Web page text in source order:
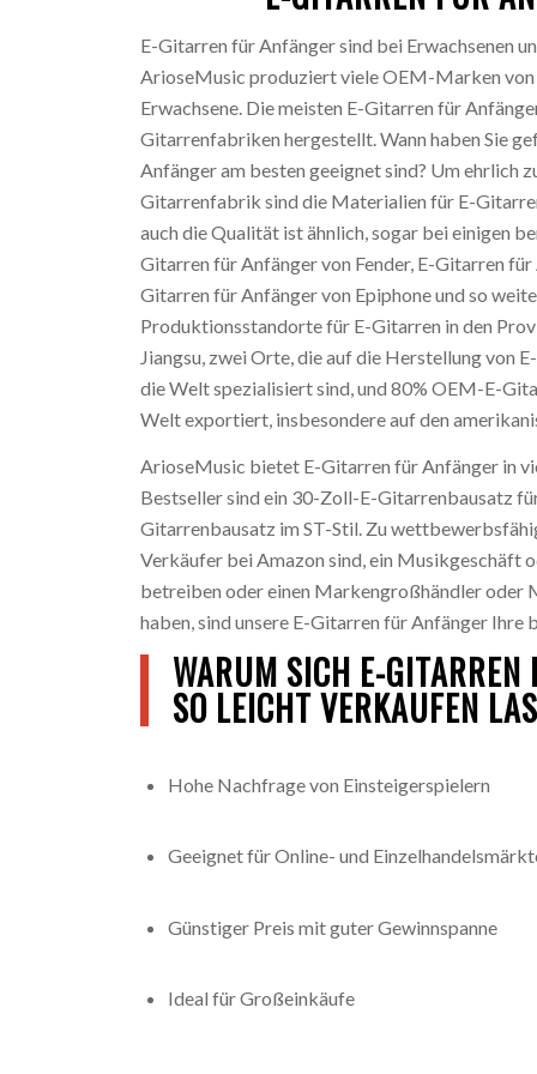
E-Gitarren für Anfänger sind bei Erwachsenen
ArioseMusic produziert viele OEM-Marken
Erwachsene. Die meisten E-Gitarren für
Gitarrenfabriken hergestellt. Wann haben Sie
Anfänger am besten geeignet sind? Um ehrlich
Gitarrenfabrik sind die Materialien für E-
auch die Qualität ist ähnlich, sogar bei einigen
Gitarren für Anfänger von Fender, E-Gitarren für
Gitarren für Anfänger von Epiphone und so
Produktionsstandorte für E-Gitarren in den
Jiangsu, zwei Orte, die auf die Herstellung von
die Welt spezialisiert sind, und 80% OEM-E-
Welt exportiert, insbesondere auf den
ArioseMusic bietet E-Gitarren für Anfänger in
Bestseller sind ein 30-Zoll-E-Gitarrenbausatz
Gitarrenbausatz im ST-Stil. Zu
Verkäufer bei Amazon sind, ein Musikgeschäft
betreiben oder einen Markengroßhändler oder
haben, sind unsere E-Gitarren für Anfänger Ihre
WARUM SICH E-GITARREN
SO LEICHT VERKAUFEN
Hohe Nachfrage von Einsteigerspielern
Geeignet für Online- und
Günstiger Preis mit guter Gewinnspanne
Ideal für Großeinkäufe